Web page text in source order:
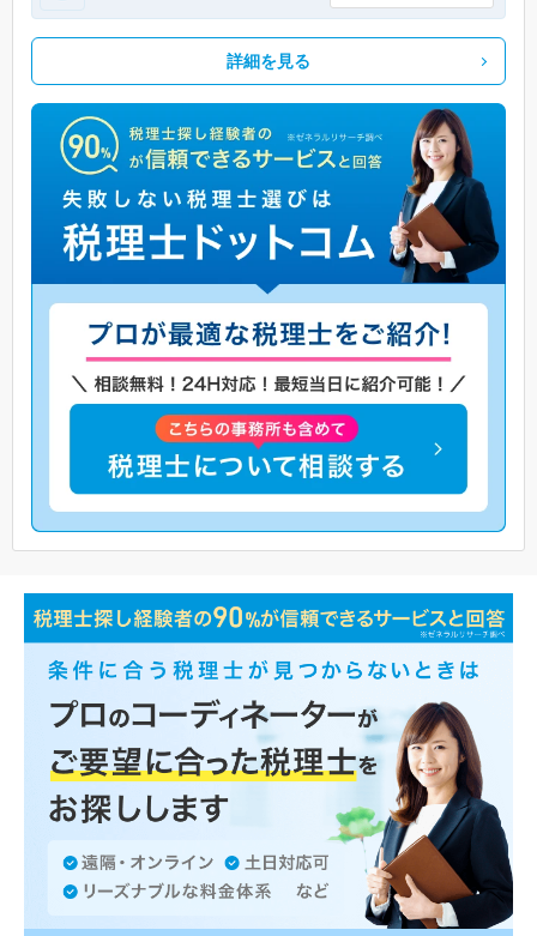
詳細を見る